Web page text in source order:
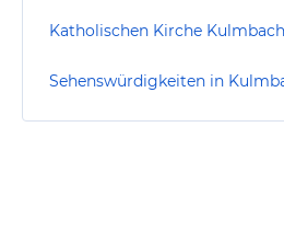
Katholischen Kirche Kulmbach
Sehenswürdigkeiten in